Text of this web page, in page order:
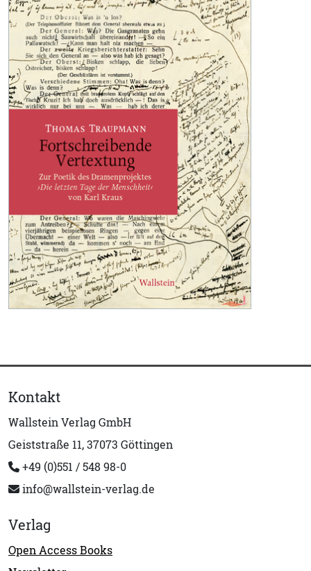
Kontakt
Wallstein Verlag GmbH
Geiststraße 11, 37073 Göttingen
+49 (0)551 / 548 98-0
info@wallstein-verlag.de
Verlag
Open Access Books